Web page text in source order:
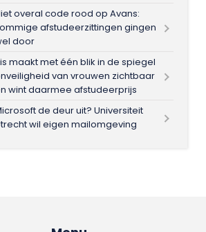
overal code rood op Avans:
afstudeerzittingen gingen
door
maakt met één blik in de spiegel
van vrouwen zichtbaar
wint daarmee afstudeerprijs
de deur uit? Universiteit
wil eigen mailomgeving